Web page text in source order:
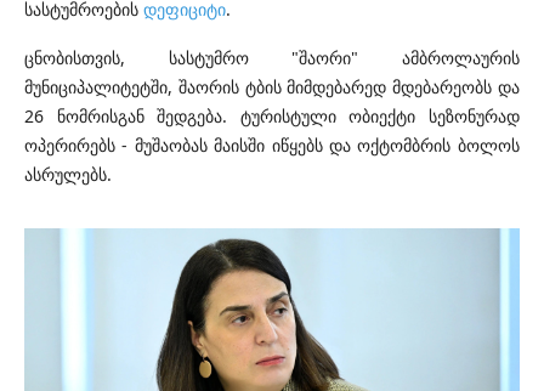
სასტუმროების დეფიციტი.
ცნობისთვის, სასტუმრო "შაორი" ამბროლაურის
მუნიციპალიტეტში, შაორის ტბის მიმდებარედ მდებარეობს და
26 ნომრისგან შედგება. ტურისტული ობიექტი სეზონურად
ოპერირებს - მუშაობას მაისში იწყებს და ოქტომბრის ბოლოს
ასრულებს.